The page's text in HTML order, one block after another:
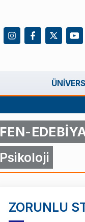
FEN-
Psikoloji
ZORUNLU